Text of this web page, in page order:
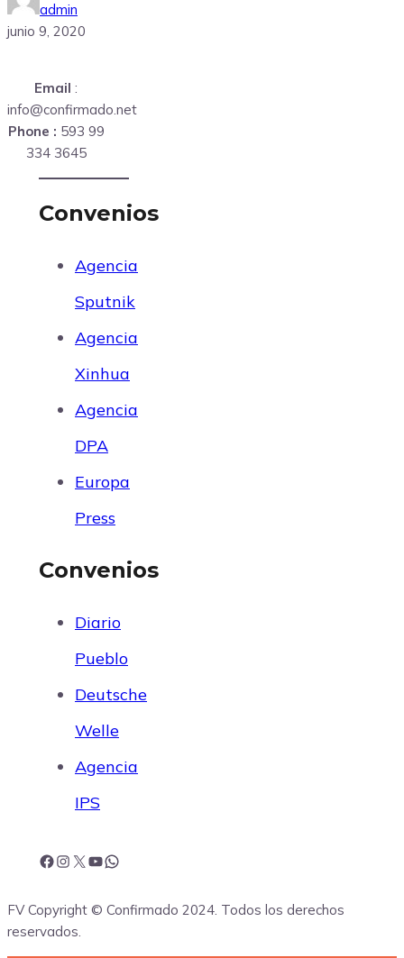
admin
junio 9, 2020
Email :
info@confirmado.net
Phone : 593 99
334 3645
Convenios
Agencia
Sputnik
Agencia
Xinhua
Agencia
DPA
Europa
Press
Convenios
Diario
Pueblo
Deutsche
Welle
Agencia
IPS
a n
o h
FV Copyright © Confirmado 2024. Todos los derechos
reservados.